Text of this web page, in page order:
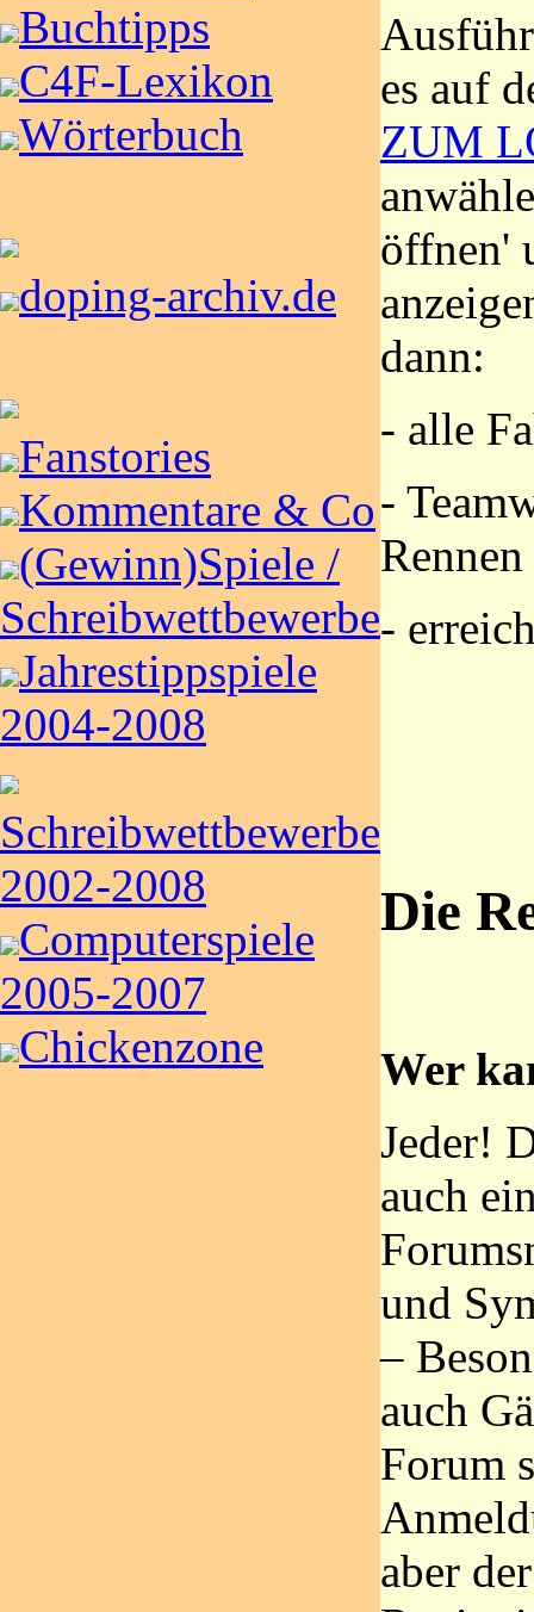
Buchtipps
C4F-Lexikon
Wörterbuch
doping-archiv.de
Fanstories
Kommentare & Co
(Gewinn)Spiele /
Schreibwettbewerbe
Jahrestippspiele
2004-2008
Schreibwettbewerbe
2002-2008
Computerspiele
2005-2007
Chickenzone
es auf
ZUM
öffnen'
dann:
- alle
-
Rennen
-
Die
Wer
Jeder!
auch
und
–
auch
Forum
aber